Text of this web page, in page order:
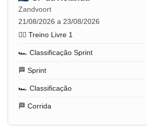
Zandvoort
21/08/2026 a 23/08/2026
🏋️‍♂️ Treino Livre 1
🏎️ Classificação Sprint
🏁 Sprint
🏎️ Classificação
🏁 Corrida